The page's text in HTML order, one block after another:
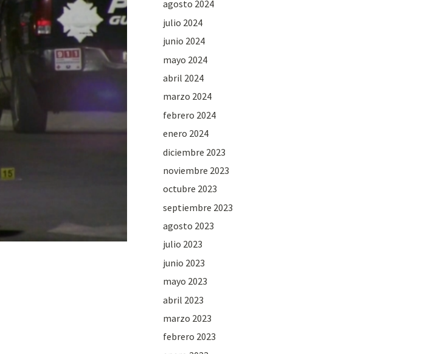
agosto 2024
julio 2024
junio 2024
mayo 2024
abril 2024
marzo 2024
febrero 2024
enero 2024
diciembre 2023
noviembre 2023
octubre 2023
septiembre 2023
agosto 2023
julio 2023
junio 2023
mayo 2023
abril 2023
marzo 2023
febrero 2023